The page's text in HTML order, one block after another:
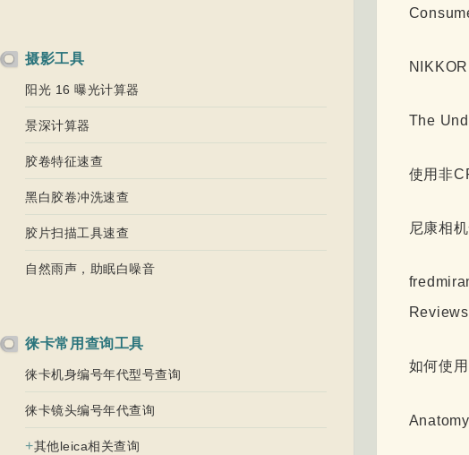
摄影工具
阳光 16 曝光计算器
景深计算器
胶卷特征速查
黑白胶卷冲洗速查
胶片扫描工具速查
自然雨声，助眠白噪音
徕卡常用查询工具
徕卡机身编号年代型号查询
徕卡镜头编号年代查询
+其他leica相关查询
The
使用非
尼康相
如何使